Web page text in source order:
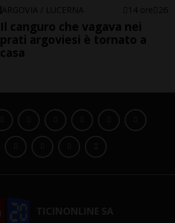
ARGOVIA / LUCERNA 14 ore 26
Il canguro che vagava nei
prati argoviesi è tornato a
casa